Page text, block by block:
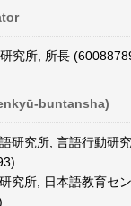
究所, 所長
buntansha)
研究所, 言語行動研
究所, 日本語教育セ